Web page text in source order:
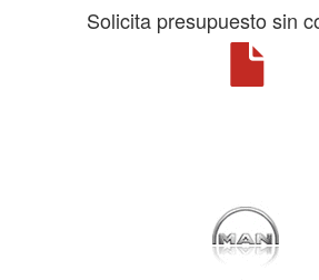
Solicita presupuesto sin